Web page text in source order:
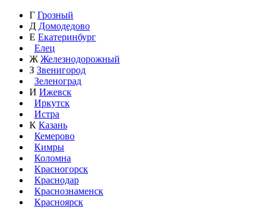
Г Грозный
Д Домодедово
Е Екатеринбург
Елец
Ж Железнодорожный
З Звенигород
Зеленоград
И Ижевск
Иркутск
Истра
К Казань
Кемерово
Кимры
Коломна
Красногорск
Краснодар
Краснознаменск
Красноярск